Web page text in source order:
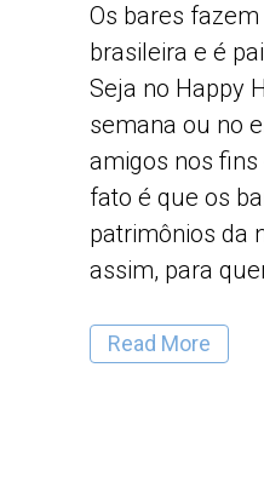
Os bares
brasileira e é
Seja no Happy
semana ou no
amigos nos fins
fato é que os
patrimônios da
assim, para
Read More